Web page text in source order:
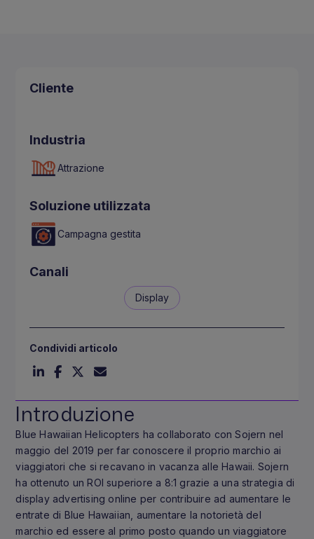
Introduzione
Blue Hawaiian Helicopters ha collaborato con Sojern nel
maggio del 2019 per far conoscere il proprio marchio ai
viaggiatori che si recavano in vacanza alle Hawaii. Sojern
ha ottenuto un ROI superiore a 8:1 grazie a una strategia di
display advertising online per contribuire ad aumentare le
entrate di Blue Hawaiian, aumentare la notorietà del
marchio ed essere al primo posto quando un viaggiatore
Cliente
Industria
Attrazione
Soluzione utilizzata
Campagna gestita
Canali
Display
Condividi articolo